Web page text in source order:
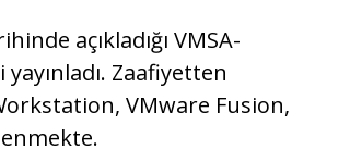
açıkladığı VMSA-
Zaafiyetten
VMware Fusion,